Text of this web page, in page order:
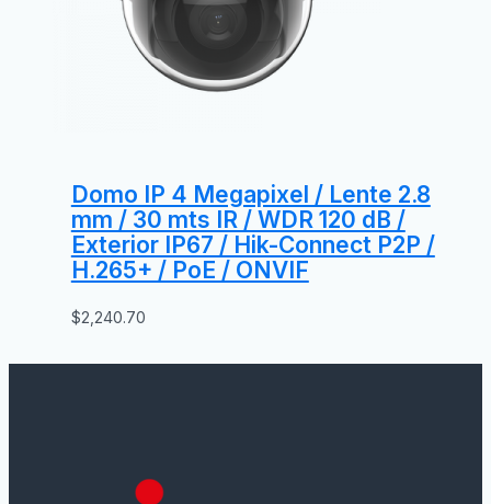
Domo IP 4 Megapixel / Lente 2.8
mm / 30 mts IR / WDR 120 dB /
Exterior IP67 / Hik-Connect P2P /
H.265+ / PoE / ONVIF
$2,240.70